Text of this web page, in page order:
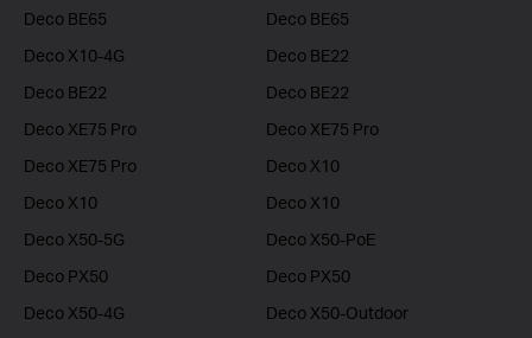
Deco BE65
Deco BE65
Deco X10-4G
Deco BE22
Deco BE22
Deco BE22
Deco XE75 Pro
Deco XE75 Pro
Deco XE75 Pro
Deco X10
Deco X10
Deco X10
Deco X50-5G
Deco X50-PoE
Deco PX50
Deco PX50
Deco X50-4G
Deco X50-Outdoor